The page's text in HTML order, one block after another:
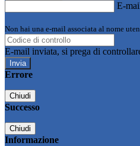
E-
Non hai una e-mail associata al nome
E-mail inviata, si prega di
Errore
Chiudi
Successo
Chiudi
Informazione